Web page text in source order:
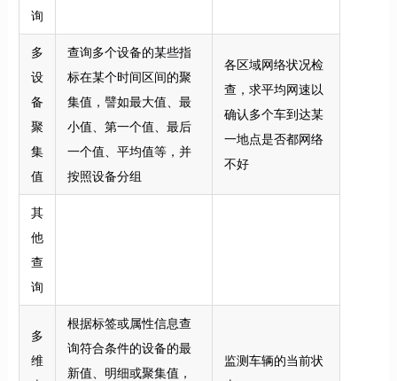
询
多
设
备
聚
集
值
查询多个设备的某些指
标在某个时间区间的聚
集值，譬如最大值、最
小值、第一个值、最后
一个值、平均值等，并
按照设备分组
各区域网络状况检
查，求平均网速以
确认多个车到达某
一地点是否都网络
不好
其
他
查
询
多
维
根据标签或属性信息查
询符合条件的设备的最
新值、明细或聚集值，
监测车辆的当前状